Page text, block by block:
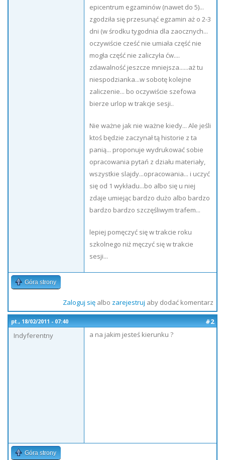
epicentrum egzaminów (nawet do 5)...
zgodziła się przesunąć egzamin aż o 2-3
dni (w środku tygodnia dla zaocznych...
oczywiście cześć nie umiała część nie
mogła część nie zaliczyła ćw....
zdawalność jeszcze mniejsza......aż tu
niespodzianka...w sobotę kolejne
zaliczenie... bo oczywiście szefowa
bierze urlop w trakcje sesji..
Nie ważne jak nie ważne kiedy... Ale jeśli
ktoś będzie zaczynał tą historie z ta
panią... proponuje wydrukować sobie
opracowania pytań z działu materiały,
wszystkie slajdy...opracowania... i uczyć
się od 1 wykładu...bo albo się u niej
zdaje umiejąc bardzo dużo albo bardzo
bardzo bardzo szczęśliwym trafem...
lepiej pomęczyć się w trakcie roku
szkolnego niż męczyć się w trakcie
sesji...
Góra strony
Zaloguj sięalbo zarejestruj aby dodać komentarz
pt., 18/02/2011 - 07:40
#2
Indyferentny
a na jakim jesteś kierunku ?
Góra strony